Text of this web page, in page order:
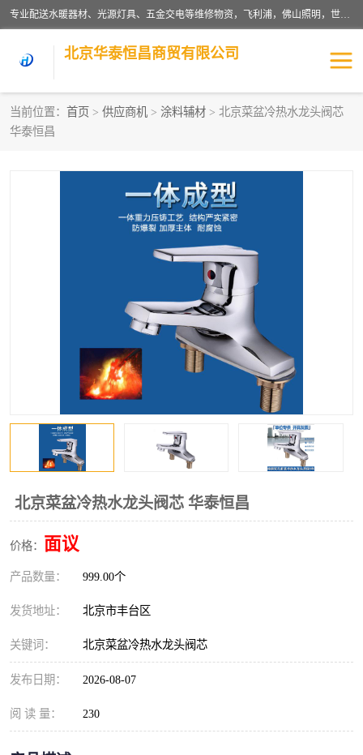
专业配送水暖器材、光源灯具、五金交电等维修物资，飞利浦，佛山照明，世达，博世，九牧，特陶等各产品涉及国内外知名品牌。公司专注与物业、学校、酒店、工厂等单位合作，提供一站式配送服务，降低客户综合成本。依托电子商务改变传统模式，以专业的团队为客户提供24H物资配送到达，货到月结、统一开票，便捷退换等服务，提高了企业的运营效率。
北京华泰恒昌商贸有限公司
当前位置： 首页 > 供应商机 > 涂料辅材 > 北京菜盆冷热水龙头阀芯
华泰恒昌
北京菜盆冷热水龙头阀芯 华泰恒昌
价格： 面议
产品数量： 999.00个
发货地址： 北京市丰台区
关键词： 北京菜盆冷热水龙头阀芯
发布日期： 2026-08-07
阅 读 量： 230
水暖阀门
涂料辅材